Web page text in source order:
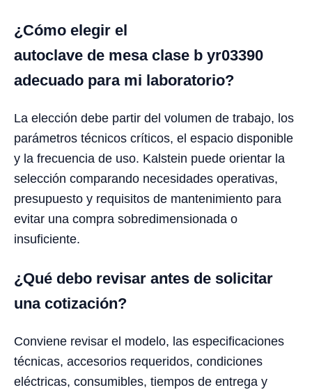
¿Cómo elegir el
autoclave de mesa clase b yr03390
adecuado para mi laboratorio?
La elección debe partir del volumen de trabajo, los
parámetros técnicos críticos, el espacio disponible
y la frecuencia de uso. Kalstein puede orientar la
selección comparando necesidades operativas,
presupuesto y requisitos de mantenimiento para
evitar una compra sobredimensionada o
insuficiente.
¿Qué debo revisar antes de solicitar
una cotización?
Conviene revisar el modelo, las especificaciones
técnicas, accesorios requeridos, condiciones
eléctricas, consumibles, tiempos de entrega y